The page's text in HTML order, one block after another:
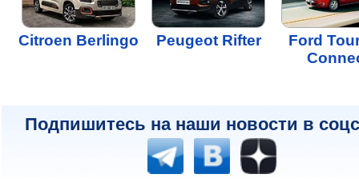
Citroen Berlingo Peugeot Rifter
Ford
Подпишитесь на наши новости в